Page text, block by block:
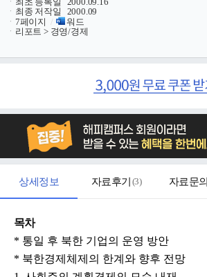
ㆍ 최종 저작일
2000.09
ㆍ 7페이지 /
워드
ㆍ 리포트 > 경영/경제
상세정보 자료후기 (3) 자료문의
목차
* 통일 후 북한 기업의 운영 방안
* 북한경제체제의 한계와 향후 전망